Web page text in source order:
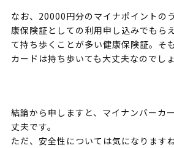
なお、20000円分のマイナポイントの
康保険証としての利用申し込みでもら
て持ち歩くことが多い健康保険証。そ
カードは持ち歩いても大丈夫なのでし
結論から申しますと、マイナンバーカ
丈夫です。
ただ、安全性については気になりますね